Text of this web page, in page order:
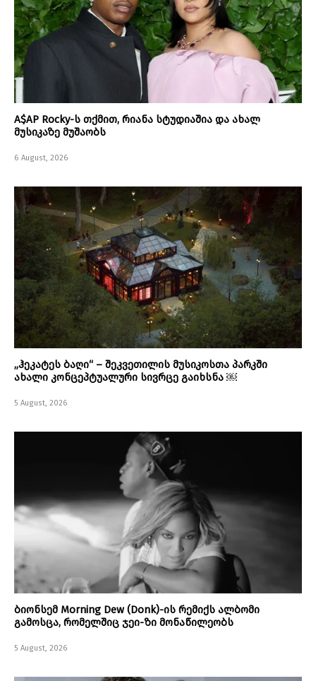
A$AP Rocky-ს თქმით, რიანა სტუდიაშია და ახალ
მუსიკაზე მუშაობს
6 August, 2026
„ჰეკატეს ბაღი“ – შეკვეთილის მუსიკოსთა პარკში
ახალი კონცეპტუალური სივრცე გაიხსნა ￼
5 August, 2026
ბიონსემ Morning Dew (Donk)-ის რემიქს ალბომი
გამოსცა, რომელშიც ჯეი-ზი მონაწილეობს
5 August, 2026